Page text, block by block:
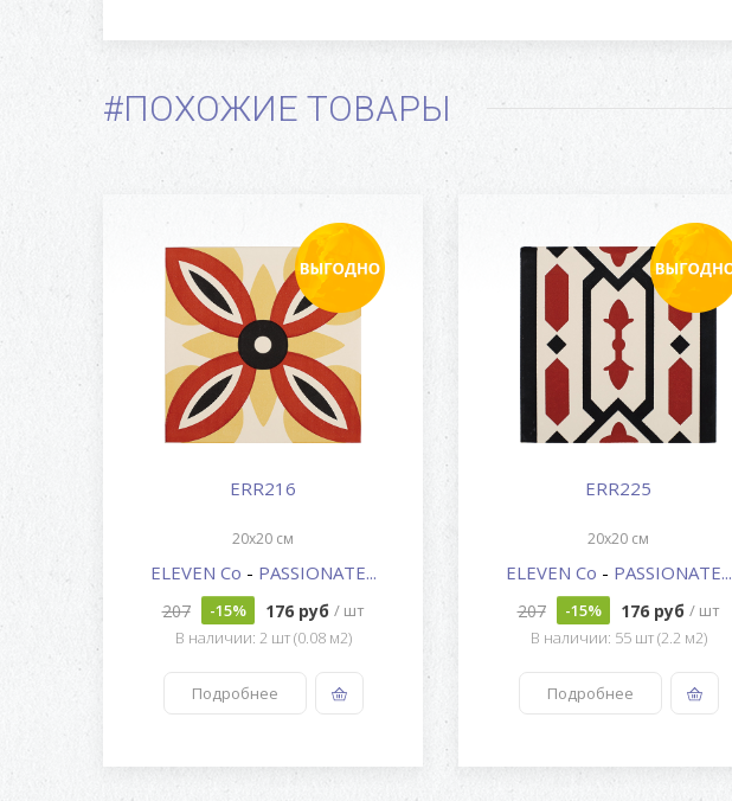
#ПОХОЖИЕ ТОВАРЫ
ERR216
20x20 см
ELEVEN Co - PASSIONATE...
207 -15% 176 руб / шт
В наличии: 2 шт (0.08 м2)
Подробнее
ERR225
20x20 см
ELEVEN Co - PASSIONATE...
207 -15% 176 руб / шт
В наличии: 55 шт (2.2 м2)
Подробнее